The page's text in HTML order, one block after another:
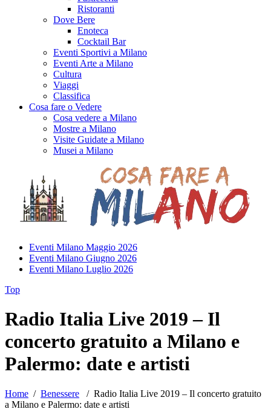
Ristoranti
Dove Bere
Enoteca
Cocktail Bar
Eventi Sportivi a Milano
Eventi Arte a Milano
Cultura
Viaggi
Classifica
Cosa fare o Vedere
Cosa vedere a Milano
Mostre a Milano
Visite Guidate a Milano
Musei a Milano
Eventi Milano Maggio 2026
Eventi Milano Giugno 2026
Eventi Milano Luglio 2026
Top
Radio Italia Live 2019 – Il
concerto gratuito a Milano e
Palermo: date e artisti
Home / Benessere / Radio Italia Live 2019 – Il concerto gratuito
a Milano e Palermo: date e artisti